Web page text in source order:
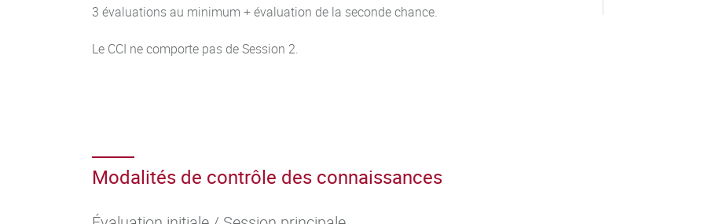
3 évaluations au minimum + évaluation de la seconde chance.
Le CCI ne comporte pas de Session 2.
Modalités de contrôle des connaissances